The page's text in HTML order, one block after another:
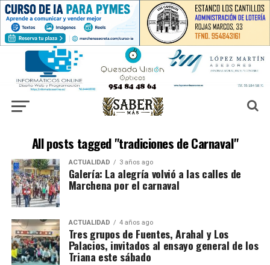
All posts tagged "tradiciones de Carnaval"
ACTUALIDAD 3 años ago
Galería: La alegría volvió a las calles de
Marchena por el carnaval
ACTUALIDAD 4 años ago
Tres grupos de Fuentes, Arahal y Los
Palacios, invitados al ensayo general de los
Triana este sábado